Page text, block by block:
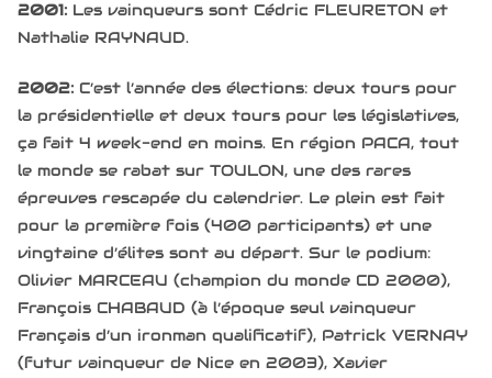
2001: Les vainqueurs sont Cédric FLEURETON et
Nathalie RAYNAUD.
2002: C’est l’année des élections: deux tours pour
la présidentielle et deux tours pour les législatives,
ça fait 4 week-end en moins. En région PACA, tout
le monde se rabat sur TOULON, une des rares
épreuves rescapée du calendrier. Le plein est fait
pour la première fois (400 participants) et une
vingtaine d’élites sont au départ. Sur le podium:
Olivier MARCEAU (champion du monde CD 2000),
François CHABAUD (à l’époque seul vainqueur
Français d’un ironman qualificatif), Patrick VERNAY
(futur vainqueur de Nice en 2003), Xavier